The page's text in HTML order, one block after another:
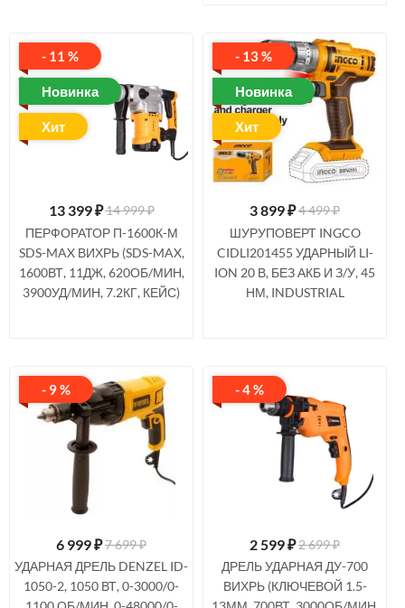
- 11 %
Новинка
Хит
13 399₽14 999 ₽
ПЕРФОРАТОР П-1600К-М
SDS-MAX ВИХРЬ (SDS-MAX,
1600ВТ, 11ДЖ, 620ОБ/МИН,
3900УД/МИН, 7.2КГ, КЕЙС)
- 13 %
Новинка
Хит
3 899₽4 499 ₽
ШУРУПОВЕРТ INGCO
CIDLI201455 УДАРНЫЙ LI-
ION 20 В, БЕЗ АКБ И З/У, 45
НМ, INDUSTRIAL
- 9 %
6 999₽7 699 ₽
УДАРНАЯ ДРЕЛЬ DENZEL ID-
1050-2, 1050 ВТ, 0-3000/0-
- 4 %
2 599₽2 699 ₽
ДРЕЛЬ УДАРНАЯ ДУ-700
ВИХРЬ (КЛЮЧЕВОЙ 1.5-